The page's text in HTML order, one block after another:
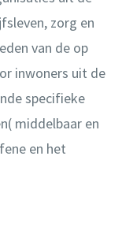
zorg en
van de op
inwoners uit de
specifieke
middelbaar en
en het